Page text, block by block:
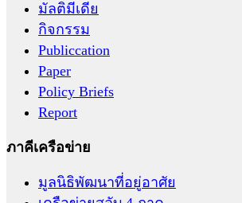
มัลติมีเดีย
กิจกรรม
Publiccation
Paper
Policy Briefs
Report
ภาคีเครือข่าย
มูลนิธิพัฒนาที่อยู่อาศัย